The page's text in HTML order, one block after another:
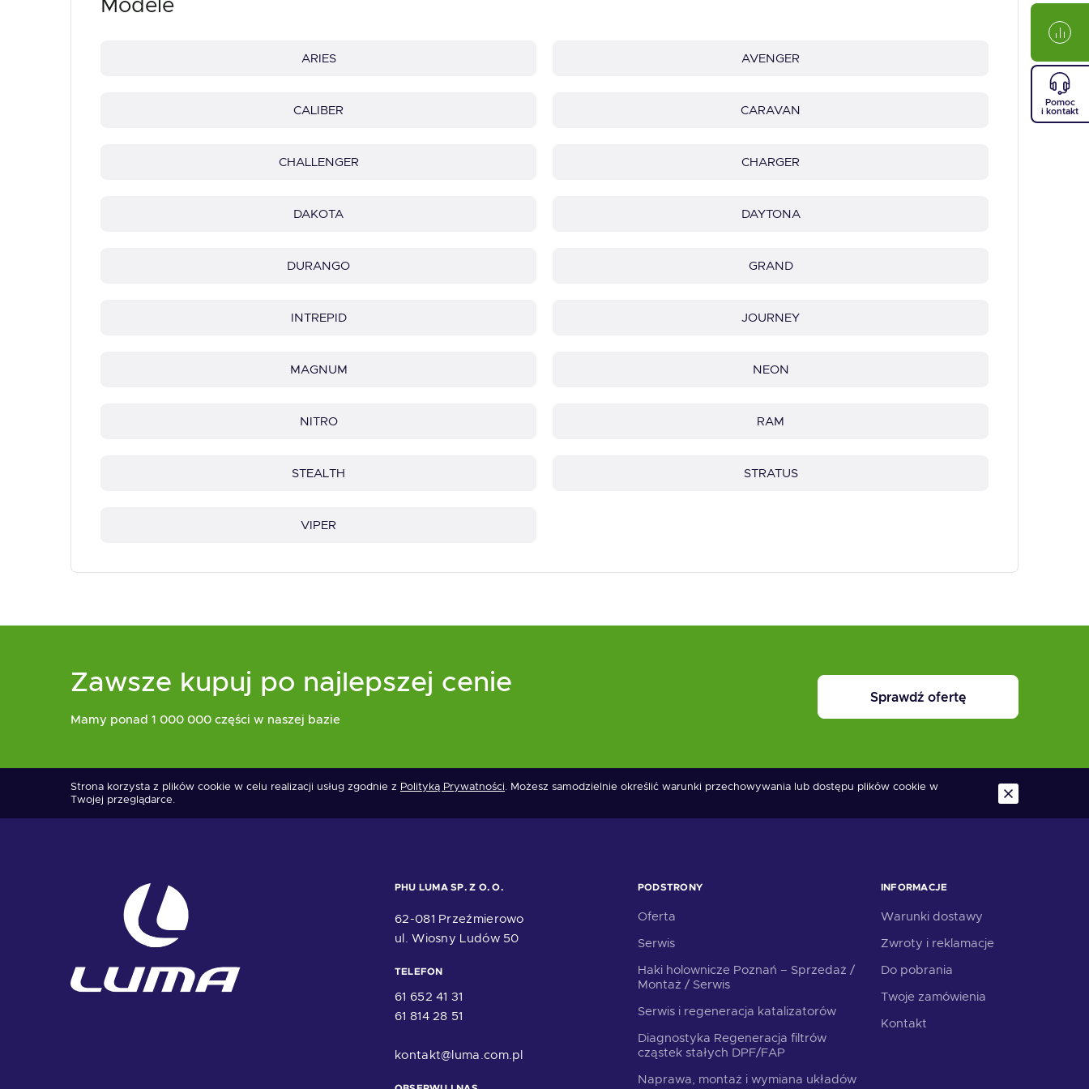
ARIES AVENGER
CALIBER CARAVAN
CHALLENGER CHARGER
DAKOTA DAYTONA
DURANGO GRAND
INTREPID JOURNEY
MAGNUM NEON
NITRO RAM
STEALTH STRATUS
VIPER
Zawsze kupuj po najlepszej cenie
Mamy ponad 1 000 000 części w naszej bazie
Sprawdź ofertę
Strona korzysta z plików cookie w celu realizacji usług zgodnie z Polityką Prywatności. Możesz samodzielnie określić warunki przechowywania lub dostępu plików cookie w
Twojej przeglądarce.
PHU LUMA SP. Z O. O.
62-081 Przeźmierowo
ul. Wiosny Ludów 50
TELEFON
61 652 41 31
61 814 28 51
kontakt@luma.com.pl
PODSTRONY
Oferta
Serwis
Haki holownicze Poznań – Sprzedaż /
Montaż / Serwis
Serwis i regeneracja katalizatorów
Diagnostyka Regeneracja filtrów
cząstek stałych DPF/FAP
Naprawa, montaż i wymiana układów
INFORMACJE
Warunki dostawy
Zwroty i reklamacje
Do pobrania
Twoje zamówienia
Kontakt
Pomoc
i kontakt